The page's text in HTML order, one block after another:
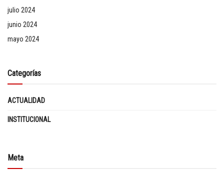
julio 2024
junio 2024
mayo 2024
Categorías
ACTUALIDAD
INSTITUCIONAL
Meta